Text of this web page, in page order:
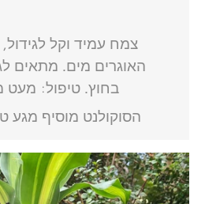
צמח עמיד וקל
האוגרים מים. מתאים
בחוץ. טיפול: מעט
הסוקולנט מוסיף מגע